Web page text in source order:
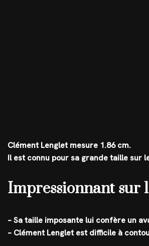
Clément Lenglet mesure 1.86 cm.
Il est connu pour sa grande taille sur
Impressionnant sur
– Sa taille imposante lui confère un
– Clément Lenglet est difficile à